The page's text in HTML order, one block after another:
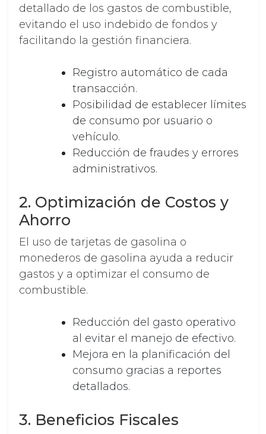
detallado de los gastos de combustible,
evitando el uso indebido de fondos y
facilitando la gestión financiera.
Registro automático de cada
transacción.
Posibilidad de establecer límites
de consumo por usuario o
vehículo.
Reducción de fraudes y errores
administrativos.
2. Optimización de Costos y
Ahorro
El uso de tarjetas de gasolina o
monederos de gasolina ayuda a reducir
gastos y a optimizar el consumo de
combustible.
Reducción del gasto operativo
al evitar el manejo de efectivo.
Mejora en la planificación del
consumo gracias a reportes
detallados.
3. Beneficios Fiscales